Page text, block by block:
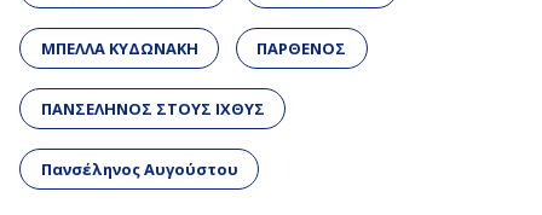
ΜΠΕΛΛΑ ΚΥΔΩΝΑΚΗ ΠΑΡΘΕΝΟΣ
ΠΑΝΣΕΛΗΝΟΣ ΣΤΟΥΣ ΙΧΘΥΣ
Πανσέληνος Αυγούστου